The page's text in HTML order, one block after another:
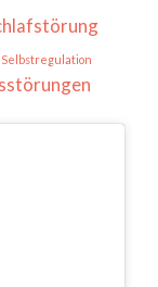
Selbstregulation